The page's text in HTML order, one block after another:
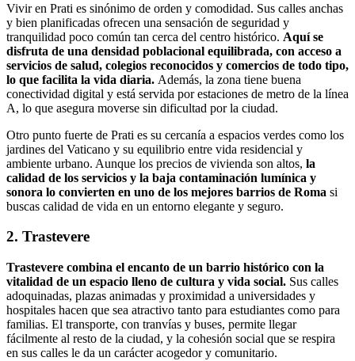
Vivir en Prati es sinónimo de orden y comodidad. Sus calles anchas
y bien planificadas ofrecen una sensación de seguridad y
tranquilidad poco común tan cerca del centro histórico. Aquí se
disfruta de una densidad poblacional equilibrada, con acceso a
servicios de salud, colegios reconocidos y comercios de todo tipo,
lo que facilita la vida diaria. Además, la zona tiene buena
conectividad digital y está servida por estaciones de metro de la línea
A, lo que asegura moverse sin dificultad por la ciudad.
Otro punto fuerte de Prati es su cercanía a espacios verdes como los
jardines del Vaticano y su equilibrio entre vida residencial y
ambiente urbano. Aunque los precios de vivienda son altos, la
calidad de los servicios y la baja contaminación lumínica y
sonora lo convierten en uno de los mejores barrios de Roma si
buscas calidad de vida en un entorno elegante y seguro.
2. Trastevere
Trastevere combina el encanto de un barrio histórico con la
vitalidad de un espacio lleno de cultura y vida social. Sus calles
adoquinadas, plazas animadas y proximidad a universidades y
hospitales hacen que sea atractivo tanto para estudiantes como para
familias. El transporte, con tranvías y buses, permite llegar
fácilmente al resto de la ciudad, y la cohesión social que se respira
en sus calles le da un carácter acogedor y comunitario.